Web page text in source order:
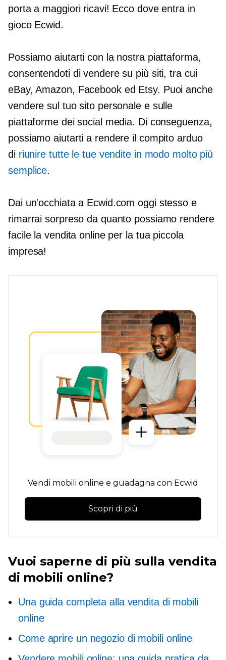
porta a maggiori ricavi! Ecco dove entra in
gioco Ecwid.
Possiamo aiutarti con la nostra piattaforma,
consentendoti di vendere su più siti, tra cui
eBay, Amazon, Facebook ed Etsy. Puoi anche
vendere sul tuo sito personale e sulle
piattaforme dei social media. Di conseguenza,
possiamo aiutarti a rendere il compito arduo
di riunire tutte le tue vendite in modo molto più
semplice.
Dai un'occhiata a Ecwid.com oggi stesso e
rimarrai sorpreso da quanto possiamo rendere
facile la vendita online per la tua piccola
impresa!
Vendi mobili online e guadagna con Ecwid
Scopri di più
Vuoi saperne di più sulla vendita
di mobili online?
Una guida completa alla vendita di mobili
online
Come aprire un negozio di mobili online